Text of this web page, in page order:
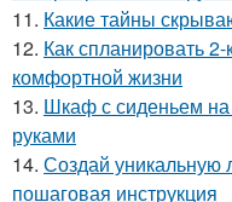
11. Какие тайны
12. Как спланировать
комфортной жизни
13. Шкаф с сиденьем на
руками
14. Создай уникальную
пошаговая инструкция